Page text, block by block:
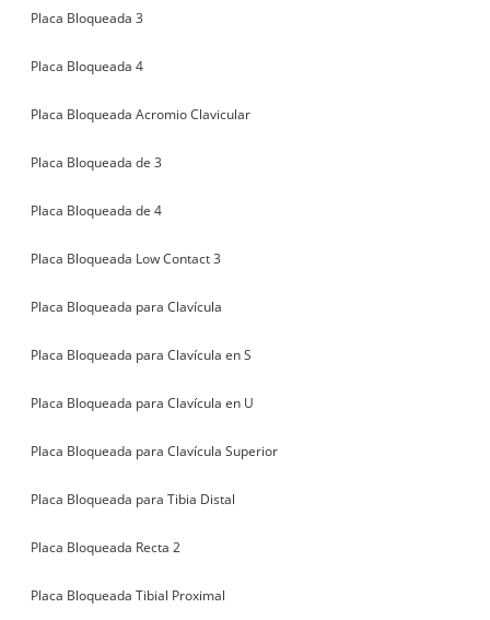
Placa Bloqueada 3
Placa Bloqueada 4
Placa Bloqueada Acromio Clavicular
Placa Bloqueada de 3
Placa Bloqueada de 4
Placa Bloqueada Low Contact 3
Placa Bloqueada para Clavícula
Placa Bloqueada para Clavícula en S
Placa Bloqueada para Clavícula en U
Placa Bloqueada para Clavícula Superior
Placa Bloqueada para Tibia Distal
Placa Bloqueada Recta 2
Placa Bloqueada Tibial Proximal